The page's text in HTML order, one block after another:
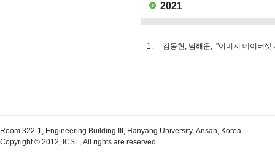
2021
1. 김동현, 남해운, "이미지 데이터
Room 322-1, Engineering Building III, Hanyang University, Ansan, Korea
Copyright © 2012, ICSL, All rights are reserved.